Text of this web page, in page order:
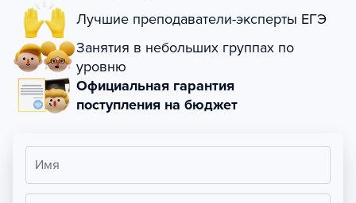
Лучшие преподаватели-эксперты ЕГЭ
Занятия в небольших группах по
уровню
Официальная гарантия
поступления на бюджет
Имя